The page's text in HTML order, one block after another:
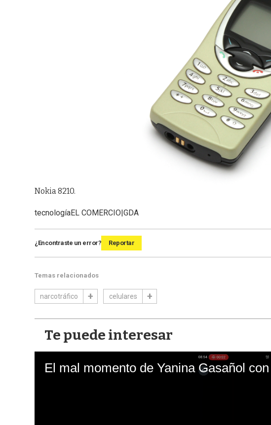
Nokia 8210.
tecnologíaEL COMERCIO|GDA
¿Encontraste un error? Reportar
Temas relacionados
narcotráfico celulares
Te puede interesar